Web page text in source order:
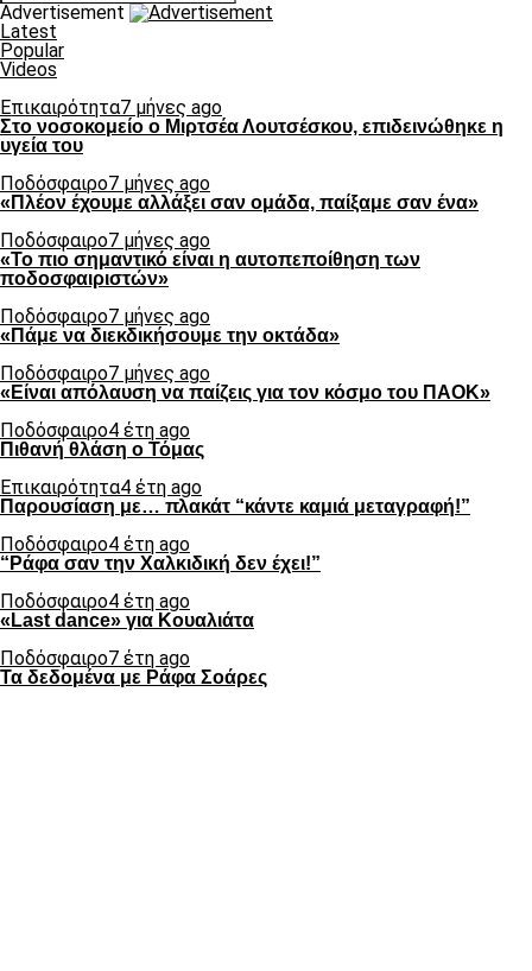
Advertisement
Latest
Popular
Videos
Επικαιρότητα7 μήνες ago
Στο νοσοκομείο ο Μιρτσέα Λουτσέσκου, επιδεινώθηκε η
υγεία του
Ποδόσφαιρο7 μήνες ago
«Πλέον έχουμε αλλάξει σαν ομάδα, παίξαμε σαν ένα»
Ποδόσφαιρο7 μήνες ago
«Το πιο σημαντικό είναι η αυτοπεποίθηση των
ποδοσφαιριστών»
Ποδόσφαιρο7 μήνες ago
«Πάμε να διεκδικήσουμε την οκτάδα»
Ποδόσφαιρο7 μήνες ago
«Είναι απόλαυση να παίζεις για τον κόσμο του ΠΑΟΚ»
Ποδόσφαιρο4 έτη ago
Πιθανή θλάση ο Τόμας
Επικαιρότητα4 έτη ago
Παρουσίαση με… πλακάτ “κάντε καμιά μεταγραφή!”
Ποδόσφαιρο4 έτη ago
“Ράφα σαν την Χαλκιδική δεν έχει!”
Ποδόσφαιρο4 έτη ago
«Last dance» για Κουαλιάτα
Ποδόσφαιρο7 έτη ago
Τα δεδομένα με Ράφα Σοάρες